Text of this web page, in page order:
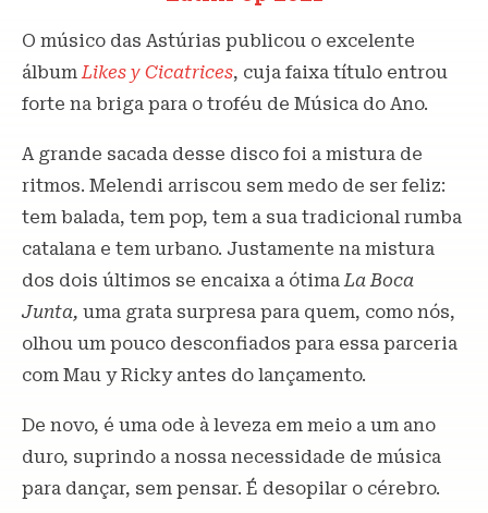
O músico das Astúrias publicou o excelente
álbum Likes y Cicatrices, cuja faixa título entrou
forte na briga para o troféu de Música do Ano.
A grande sacada desse disco foi a mistura de
ritmos. Melendi arriscou sem medo de ser feliz:
tem balada, tem pop, tem a sua tradicional rumba
catalana e tem urbano. Justamente na mistura
dos dois últimos se encaixa a ótimaLa Boca
Junta, uma grata surpresa para quem, como nós,
olhou um pouco desconfiados para essa parceria
com Mau y Ricky antes do lançamento.
De novo, é uma ode à leveza em meio a um ano
duro, suprindo a nossa necessidade de música
para dançar, sem pensar. É desopilar o cérebro.